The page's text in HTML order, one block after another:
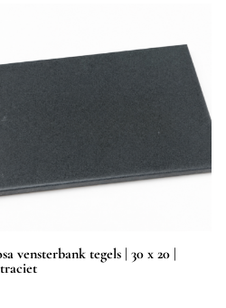
vensterbank tegels | 30 x 20 |